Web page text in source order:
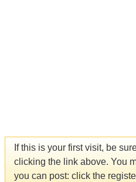
If this is your first visit, be
clicking the link above. You
you can post: click the